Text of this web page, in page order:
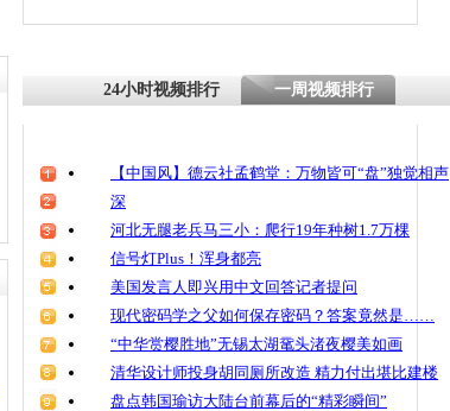
24小时视频排行 一周视频排行
【中国风】德云社孟鹤堂：万物皆可“盘”独觉相声
深
河北无腿老兵马三小：爬行19年种树1.7万棵
信号灯Plus！浑身都亮
美国发言人即兴用中文回答记者提问
现代密码学之父如何保存密码？答案竟然是……
“中华赏樱胜地”无锡太湖鼋头渚夜樱美如画
清华设计师投身胡同厕所改造 精力付出堪比建楼
盘点韩国瑜访大陆台前幕后的“精彩瞬间”